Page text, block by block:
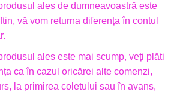
ales de dumneavoastră este
vă vom returna diferența în contul
ales este mai scump, veți plăti
ca în cazul oricărei alte comenzi,
la primirea coletului sau în avans,